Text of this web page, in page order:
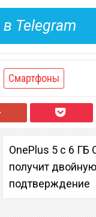
в Telegram
Смартфоны
OnePlus 5 с 6 ГБ
получит
подтверждение